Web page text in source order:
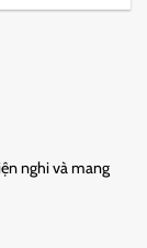
nghi và mang